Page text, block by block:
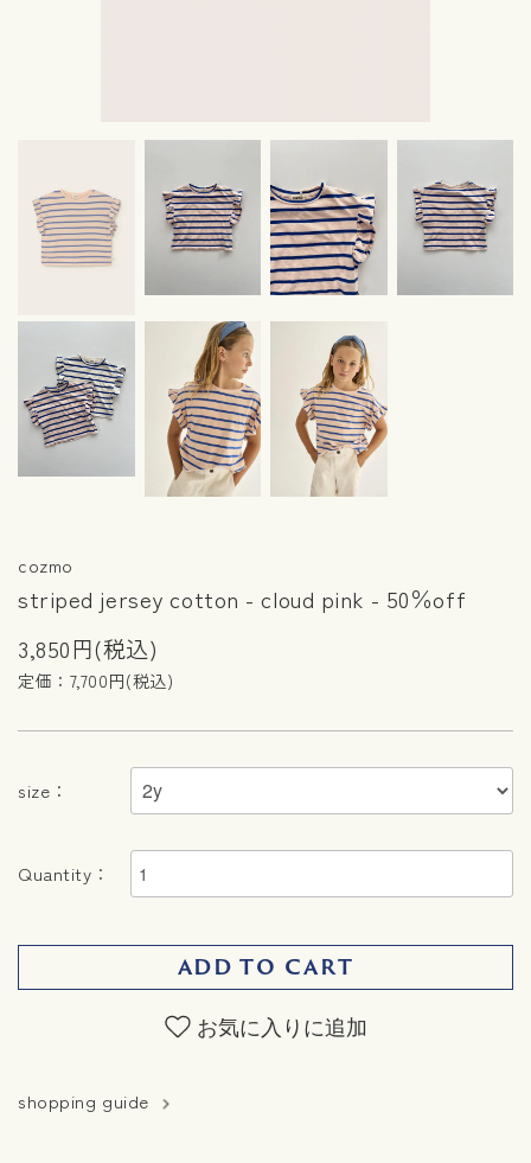
cozmo
striped jersey cotton - cloud pink - 50％off
3,850円(税込)
定価：7,700円(税込)
size：
Quantity：
ADD TO CART
お気に入りに追加
shopping guide